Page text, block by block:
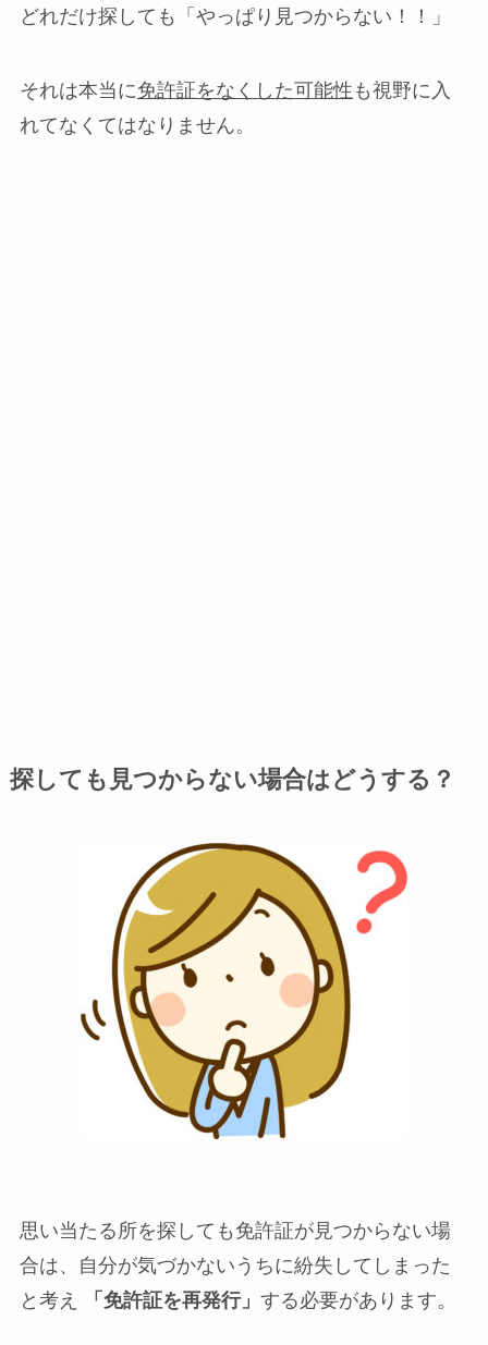
どれだけ探しても「やっぱり見つからない！！」
それは本当に免許証をなくした可能性 も視野に入
れてなくてはなりません。
探しても見つからない場合はどうする？
思い当たる所を探しても免許証が見つからない場
合は、自分が気づかないうちに紛失してしまった
と考え
「免許証を再発行」 する必要があります。